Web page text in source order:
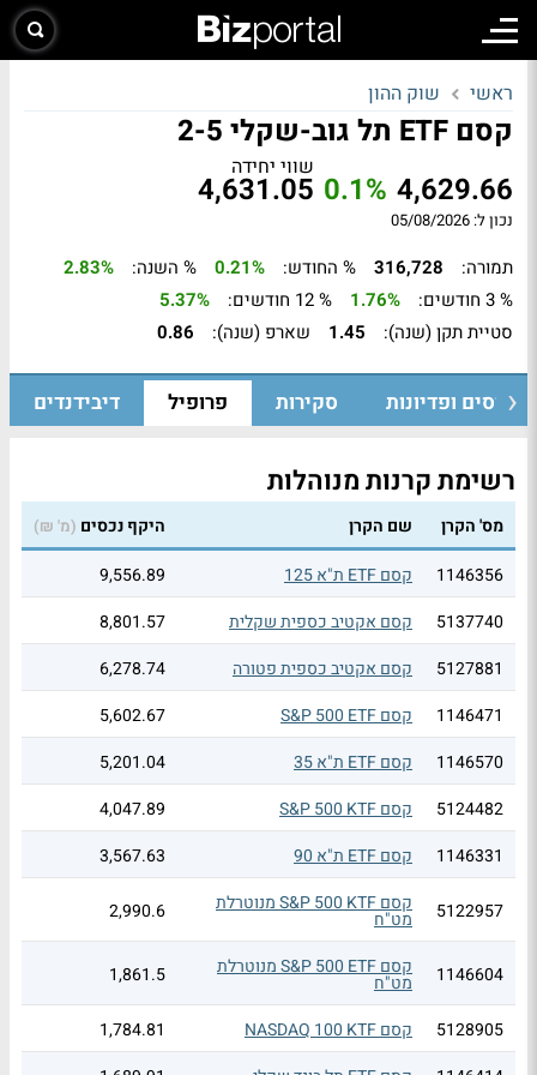
ראשי שוק ההון
קסם ETF תל גוב-שקלי 2-5
4,629.66
0.1%
שווי יחידה
4,631.05
נכון ל: 05/08/2026
תמורה: 316,728 % החודש: 0.21% % השנה:
2.83%
% 3 חודשים:
1.76% % 12 חודשים:
5.37%
סטיית תקן (שנה):
1.45 שארפ (שנה): 0.86
גיוסים ופדיונות סקירות פרופיל דיבידנדים
רשימת קרנות מנוהלות
מס' הקרן שם הקרן היקף נכסים (מ' ₪)
1146356 קסם ETF ת"א 125
9,556.89
5137740
קסם אקטיב כספית שקלית
8,801.57
5127881
קסם אקטיב כספית פטורה
6,278.74
1146471
קסם S&P 500 ETF
5,602.67
1146570
קסם ETF ת"א 35
5,201.04
5124482
קסם S&P 500 KTF
4,047.89
1146331
קסם ETF ת"א 90 3,567.63
5122957 קסם S&P 500 KTF מנוטרלת
מט"ח 2,990.6
1146604 קסם S&P 500 ETF מנוטרלת
מט"ח 1,861.5
5128905 קסם NASDAQ 100 KTF
1,784.81